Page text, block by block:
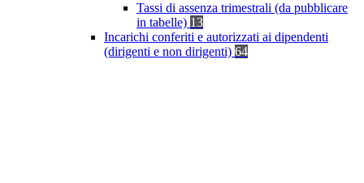
Tassi di assenza trimestrali (da pubblicare
in tabelle) 13
Incarichi conferiti e autorizzati ai dipendenti
(dirigenti e non dirigenti) 64